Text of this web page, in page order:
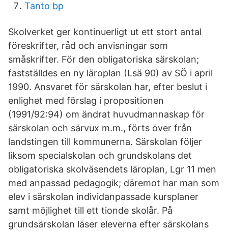
Tanto bp
Skolverket ger kontinuerligt ut ett stort antal
föreskrifter, råd och anvisningar som
småskrifter. För den obligatoriska särskolan;
fastställdes en ny läroplan (Lsä 90) av SÖ i april
1990. Ansvaret för särskolan har, efter beslut i
enlighet med förslag i propositionen
(1991/92:94) om ändrat huvudmannaskap för
särskolan och särvux m.m., förts över från
landstingen till kommuner­na. Särskolan följer
liksom specialskolan och grundskolans det
obligatoriska skolväsendets läroplan, Lgr 11 men
med anpassad pedagogik; däremot har man som
elev i särskolan individanpassade kursplaner
samt möjlighet till ett tionde skolår. På
grundsärskolan läser eleverna efter särskolans